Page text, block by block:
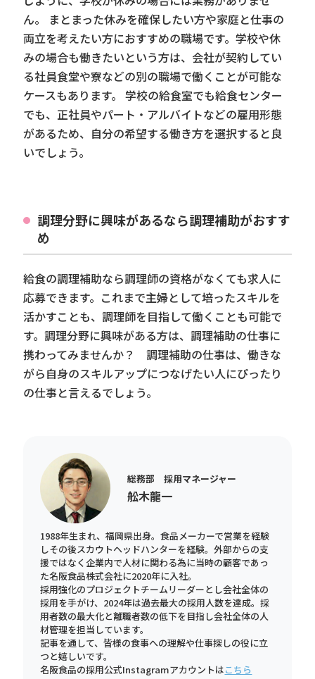
ん。 まとまった休みを確保したい方や家庭と仕事の
両立を考えたい方におすすめの職場です。学校や休
みの場合も働きたいという方は、会社が契約してい
る社員食堂や寮などの別の職場で働くことが可能な
ケースもあります。 学校の給食室でも給食センター
でも、正社員やパート・アルバイトなどの雇用形態
があるため、自分の希望する働き方を選択すると良
いでしょう。
調理分野に興味があるなら調理補助がおすす
め
給食の調理補助なら調理師の資格がなくても求人に
応募できます。これまで主婦として培ったスキルを
活かすことも、調理師を目指して働くことも可能で
す。調理分野に興味がある方は、調理補助の仕事に
携わってみませんか？ 調理補助の仕事は、働きな
がら自身のスキルアップにつなげたい人にぴったり
の仕事と言えるでしょう。
総務部 採用マネージャー
舩木龍一
1988年生まれ、福岡県出身。食品メーカーで営業を経験
しその後スカウトヘッドハンターを経験。外部からの支
援ではなく企業内で人材に関わる為に当時の顧客であっ
た名阪食品株式会社に2020年に入社。
採用強化のプロジェクトチームリーダーとし会社全体の
採用を手がけ、2024年は過去最大の採用人数を達成。採
用者数の最大化と離職者数の低下を目指し会社全体の人
材管理を担当しています。
記事を通して、皆様の食事への理解や仕事探しの役に立
つと嬉しいです。
名阪食品の採用公式Instagramアカウントはこちら